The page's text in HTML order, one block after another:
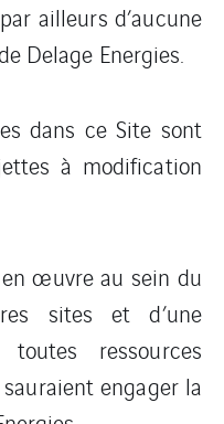
ailleurs d’aucune
Delage Energies.
dans ce Site sont
à modification
œuvre au sein du
sites et d’une
ressources
engager la